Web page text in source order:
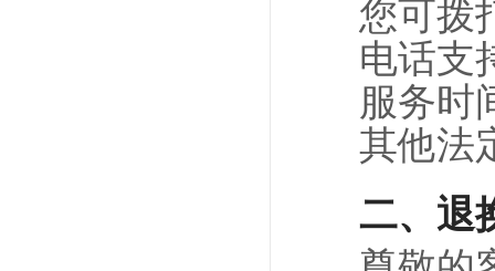
您可拨
电话支
服务时
其他法
二、退